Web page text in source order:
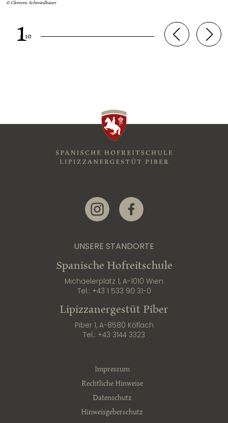
© Clemens Schmiedbauer
1
/ 10
Link zur Instagram-Seite
Link zur Facebook-Seite
UNSERE STANDORTE
Spanische Hofreitschule
Michaelerplatz 1, A-1010 Wien
Tel.: +43 1 533 90 31-0
Lipizzanergestüt Piber
Piber 1, A-8580 Köflach
Tel.: +43 3144 3323
Impressum
Rechtliche Hinweise
Datenschutz
Hinweisgeberschutz